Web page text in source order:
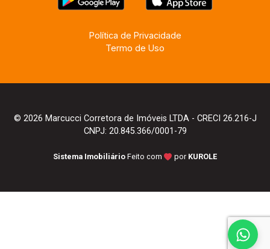
Política de Privacidade
Termo de Uso
© 2026 Marcucci Corretora de Imóveis LTDA - CRECI 26.216-J
CNPJ: 20.845.366/0001-79
Sistema Imobiliário Feito com por KUROLE